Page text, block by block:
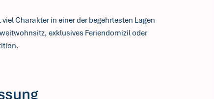
Charakter in einer der begehrtesten Lagen
exklusives Feriendomizil oder